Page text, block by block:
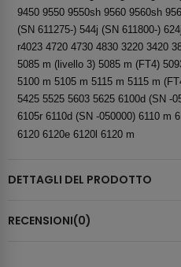
9450 9550 9550sh 9560 9560sh
(SN 611275-) 544j (SN 611800-)
r4023 4720 4730 4830 3220 3420
5085 m (livello 3) 5085 m (FT4)
5100 m 5105 m 5115 m 5115 m
5425 5525 5603 5625 6100d (SN -
6105r 6110d (SN -050000) 6110 m
6120 6120e 6120l 6120 m
DETTAGLI DEL PRODOTTO
RECENSIONI(0)